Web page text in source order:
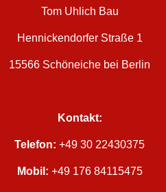
Tom Uhlich Bau
Hennickendorfer Straße 1
15566 Schöneiche bei Berlin
Kontakt:
Telefon: +49 30 22430375
Mobil: +49 176 84115475